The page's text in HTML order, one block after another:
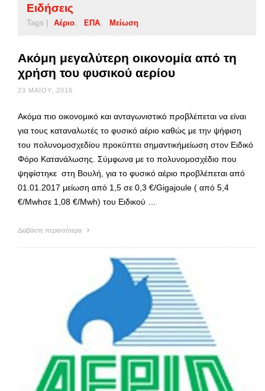
Ειδήσεις
Tags | Αέριο ΕΠΑ Μείωση
Ακόμη μεγαλύτερη οικονομία από τη
χρήση του φυσικού αερίου
23 ΜΑΪ́ΟΥ, 2016
Ακόμα πιο οικονομικό και ανταγωνιστικό προβλέπεται να είναι
για τους καταναλωτές το φυσικό αέριο καθώς με την ψήφιση
του πολυνομοσχεδίου προκύπτει σημαντικήμείωση στον Ειδικό
Φόρο Κατανάλωσης. Σύμφωνα με το πολυνομοσχέδιο που
ψηφίστηκε στη Βουλή, για το φυσικό αέριο προβλέπεται από
01.01.2017 μείωση από 1,5 σε 0,3 €/Gigajoule ( από 5,4
€/Mwhσε 1,08 €/Mwh) του Ειδικού …
Διαβάστε περισσότερα